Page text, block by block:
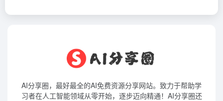
AI分享圈，最好最全的AI免费资源分享网站。致力于帮助学
习者在人工智能领域从零开始，逐步迈向精通！AI分享圈还